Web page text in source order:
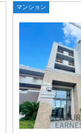
マンション